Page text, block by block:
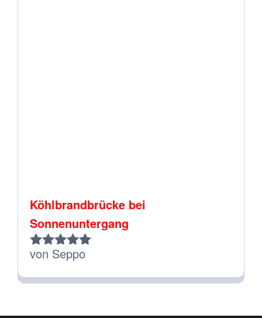
Köhlbrandbrücke bei
Sonnenuntergang
Bewertet
von Seppo